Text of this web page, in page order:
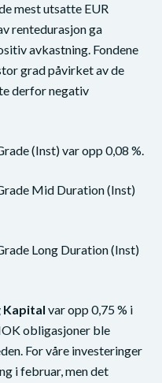
mest utsatte EUR
rentedurasjon ga
avkastning. Fondene
grad påvirket av de
derfor negativ
(Inst) var opp 0,08 %.
Mid Duration (Inst)
Long Duration (Inst)
Kapital var opp 0,75 % i
obligasjoner ble
For våre investeringer
i februar, men det